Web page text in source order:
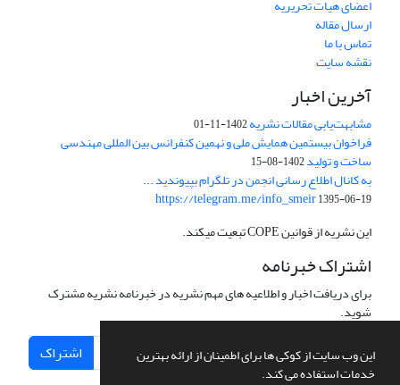
این وب سایت از کوکی ها برای اطمینان از ارائه بهترین
خدمات استفاده می کند.
اعضای هیات تحریریه
ارسال مقاله
تماس با ما
نقشه سایت
آخرین اخبار
مشابهت‌یابی مقالات نشریه1402-11-01
فراخوان بیستمین همایش ملی و نهمین کنفرانس بین المللی مهندسی
ساخت و تولید1402-08-15
به کانال اطلاع رسانی انجمن در تلگرام بپیوندید ...
https://telegram.me/info_smeir1395-06-19
این نشریه از قوانین COPE تبعیت میکند.
اشتراک خبرنامه
برای دریافت اخبار و اطلاعیه های مهم نشریه در خبرنامه نشریه مشترک
شوید.
اشتراک